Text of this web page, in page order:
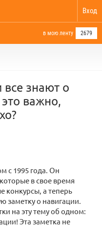
Вход
в мою ленту 2679
все знают о
важно,
с 1995 года. Он
в свое время
конкурсы, а теперь
заметку о навигации.
на эту тему об одном:
Эта заметка не